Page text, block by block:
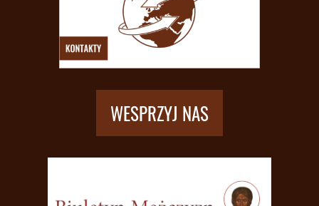
WESPRZYJ NAS